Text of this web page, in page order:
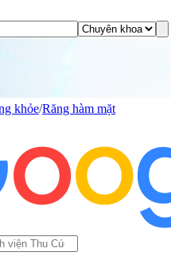
khỏe/Răng hàm mặt